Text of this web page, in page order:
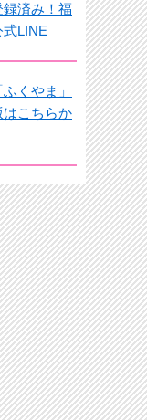
録済み！福
式LINE
くやま」
はこちらか